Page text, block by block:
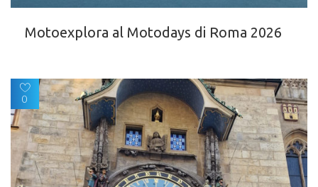
Motoexplora al Motodays di Roma 2026
0